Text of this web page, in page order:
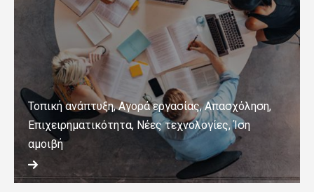
Τοπική ανάπτυξη, Αγορά εργασίας, Απασχόληση,
Επιχειρηματικότητα, Νέες τεχνολογίες, Ίση
αμοιβή